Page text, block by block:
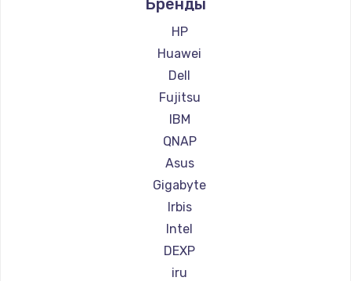
Замена SSD
895 руб.
Замена клавиатуры
1290 руб.
Замена корпуса
890 руб.
Заказать
HP
Huawei
Dell
Fujitsu
IBM
QNAP
Asus
Gigabyte
Irbis
Intel
DEXP
iru